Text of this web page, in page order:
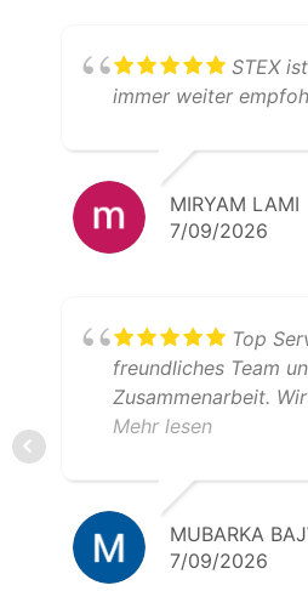
STEX
immer weiter
MIRYAM LAMI
7/09/2026
Top
freundliches Team
Zusammenarbeit.
weitere gemeinsame
Mehr lesen
MUBARKA
7/09/2026